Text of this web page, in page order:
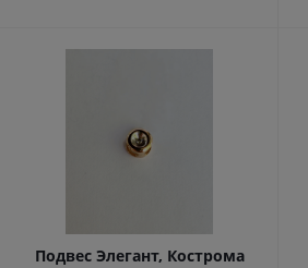
Подвес Элегант, Кострома